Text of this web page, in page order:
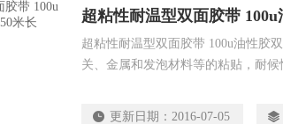
超粘性耐温型双面胶带
超粘性耐温型双面胶带 100u油性胶
关、金属和发泡材料等的粘贴，耐候
更新日期： 2016-07-05